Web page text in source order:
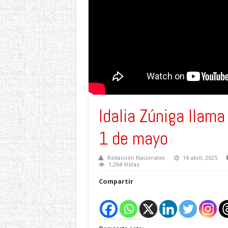
Idalia Zúniga
1 de mayo
Redacción Nacionales 14 abril, 2025
1,264 Vistas
Compartir